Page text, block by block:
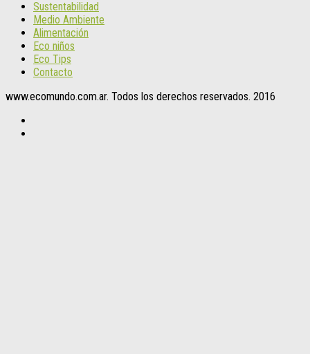
Sustentabilidad
Medio Ambiente
Alimentación
Eco niños
Eco Tips
Contacto
www.ecomundo.com.ar. Todos los derechos reservados. 2016